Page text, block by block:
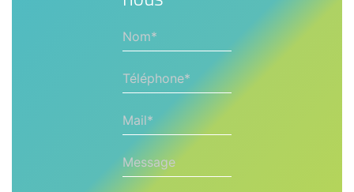
Nom*
Téléphone*
Mail*
Message